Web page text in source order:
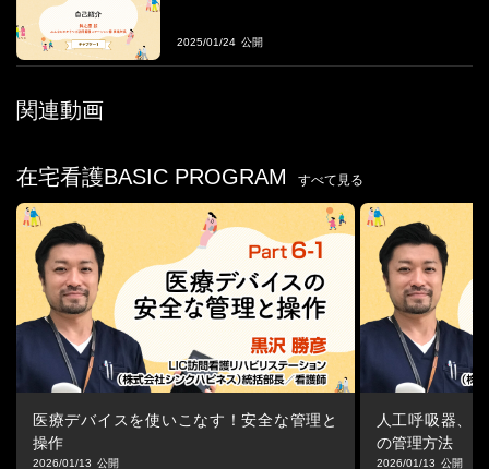
小児医療をはじめ、内科や外科など幅広い分野で豊富な経験を持
つ看護師・保健師・終末期ケア専門士。
験を積み、現在は「みんなのかかりつけ訪問看護ステーション
緑」の事業所長として地域医療に携わる。
らせる環境を支えることに注力。豊富な現場経験と専門性を武器
に、地域医療の発展に貢献している。
■プログラム詳細
1.自己紹介
・本日の予定
2.Session1 訪問看護におけるコミュニケーションの重要性
・地域で暮らす療養者の特徴
・コミュニケーションの定義
・訪問看護でのコミュニケーションの重要性
-コミュニケーションがうまくいかない3つの原因
3.Session2 信頼関係を築くコミュニケーションの基盤
2025/01/24
関連動画
在宅看護BASIC PROGRAM すべて見る
医療デバイスを使いこなす！安全な管理と
操作
2026/01/13
人工呼吸器、
の管理方法
2026/01/13